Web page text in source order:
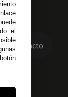
44 Contacto
el